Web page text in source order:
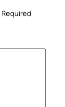
Required